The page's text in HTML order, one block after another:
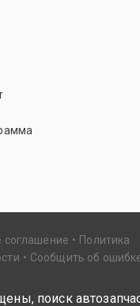
соглашение
Политика
Сообщить об
поиск